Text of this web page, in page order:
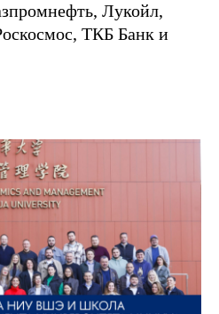
Лукойл,
ТКБ Банк и